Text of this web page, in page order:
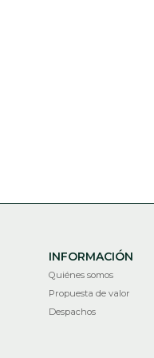
INFORMACIÓN
Quiénes somos
Propuesta de valor
Despachos